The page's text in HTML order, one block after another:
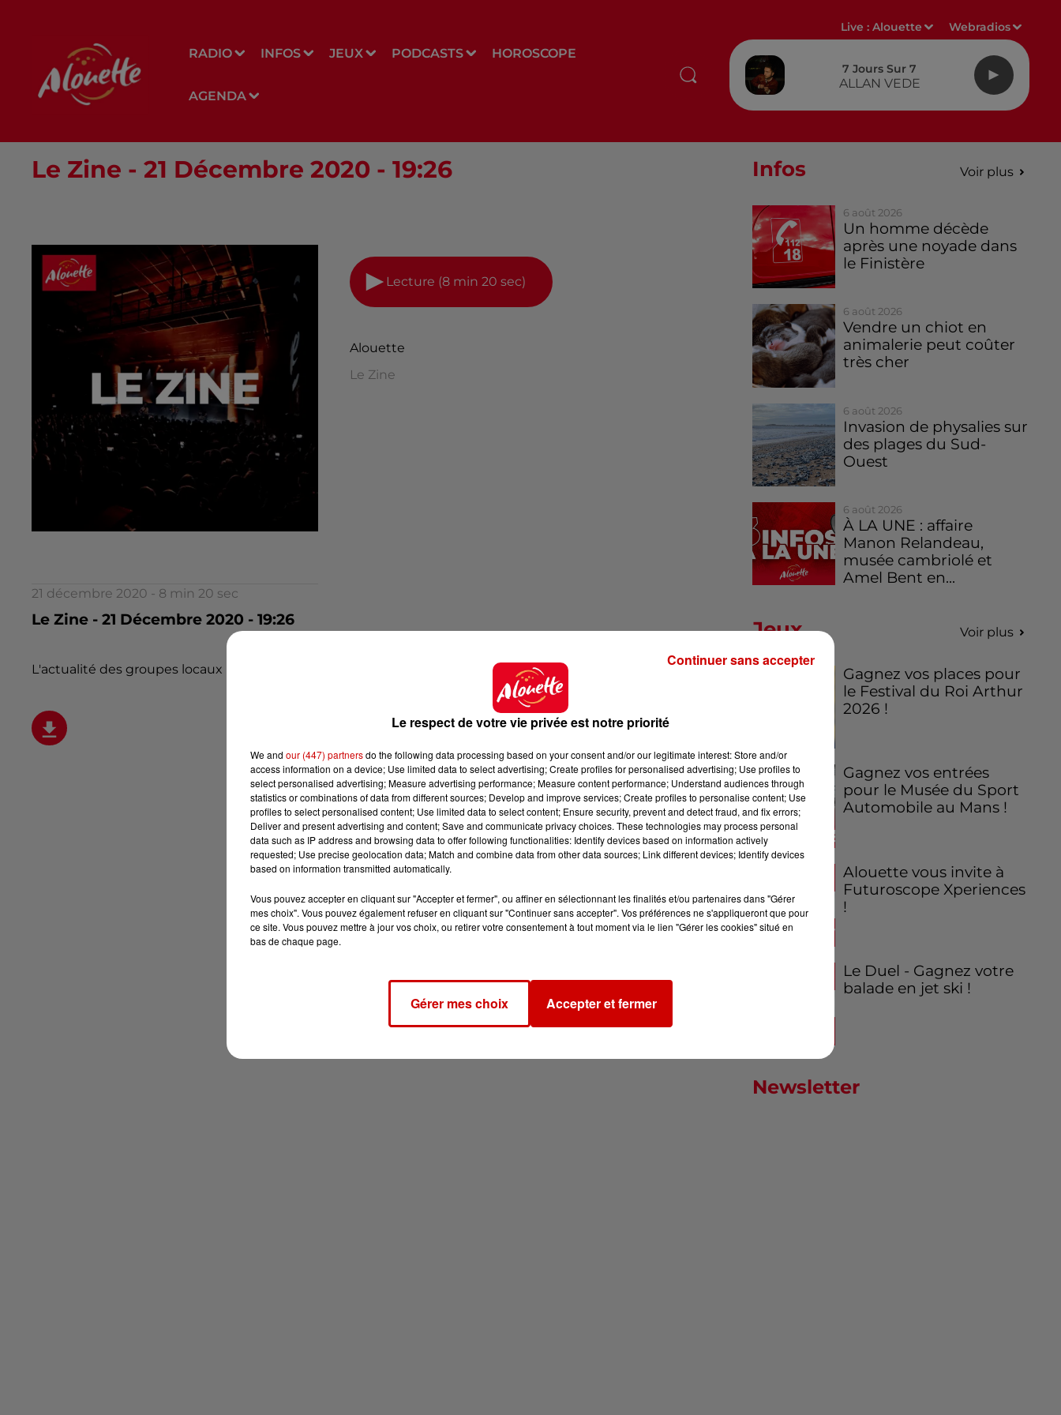
RADIO INFOS JEUX PODCASTS HOROSCOPE
AGENDA
Live :Alouette Webradios
7 Jours Sur 7
ALLAN VEDE
Le Zine - 21 Décembre 2020 - 19:26
Lecture (8 min 20 sec)
Alouette
Le Zine
21 décembre 2020 - 8 min 20 sec
Le Zine - 21 Décembre 2020 - 19:26
L'actualité des groupes locaux !
Infos Voir plus
6 août 2026
Un homme décède
après une noyade dans
le Finistère
6 août 2026
Vendre un chiot en
animalerie peut coûter
très cher
6 août 2026
Invasion de physalies sur
des plages du Sud-
Ouest
6 août 2026
À LA UNE : affaire
Manon Relandeau,
musée cambriolé et
Amel Bent en...
Jeux Voir plus
Gagnez vos places pour
le Festival du Roi Arthur
2026 !
Gagnez vos entrées
pour le Musée du Sport
Automobile au Mans !
Alouette vous invite à
Futuroscope Xperiences
!
Le Duel - Gagnez votre
balade en jet ski !
Newsletter
Le respect de votre vie privée est notre priorité
We and our (447) partnersdo the following data processing based on your consent and/or our legitimate interest: Store and/or
access information on a device; Use limited data to select advertising; Create profiles for personalised advertising; Use profiles to
select personalised advertising; Measure advertising performance; Measure content performance; Understand audiences through
statistics or combinations of data from different sources; Develop and improve services; Create profiles to personalise content; Use
profiles to select personalised content; Use limited data to select content; Ensure security, prevent and detect fraud, and fix errors;
Deliver and present advertising and content; Save and communicate privacy choices. These technologies may process personal
data such as IP address and browsing data to offer following functionalities: Identify devices based on information actively
requested; Use precise geolocation data; Match and combine data from other data sources; Link different devices; Identify devices
based on information transmitted automatically.
Vous pouvez accepter en cliquant sur "Accepter et fermer", ou affiner en sélectionnant les finalités et/ou partenaires dans "Gérer
mes choix". Vous pouvez également refuser en cliquant sur "Continuer sans accepter". Vos préférences ne s'appliqueront que pour
ce site. Vous pouvez mettre à jour vos choix, ou retirer votre consentement à tout moment via le lien "Gérer les cookies" situé en
bas de chaque page.
Gérer mes choix Accepter et fermer
Continuer sans accepter